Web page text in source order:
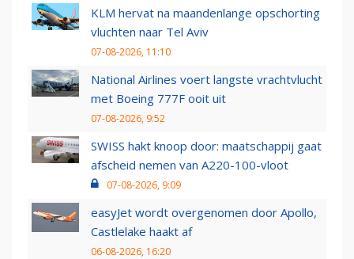
KLM hervat na maandenlange opschorting
vluchten naar Tel Aviv
07-08-2026, 11:10
National Airlines voert langste vrachtvlucht
met Boeing 777F ooit uit
07-08-2026, 9:52
SWISS hakt knoop door: maatschappij gaat
afscheid nemen van A220-100-vloot
07-08-2026, 9:09
easyJet wordt overgenomen door Apollo,
Castlelake haakt af
06-08-2026, 16:20